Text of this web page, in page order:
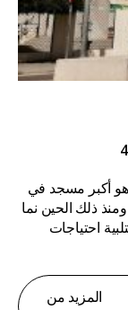
أكبر مسجد في
بلنسية. وقد افتتح أبوابه في عام 1994، ومنذ ذلك الحين نما
احتياجات
المزيد من